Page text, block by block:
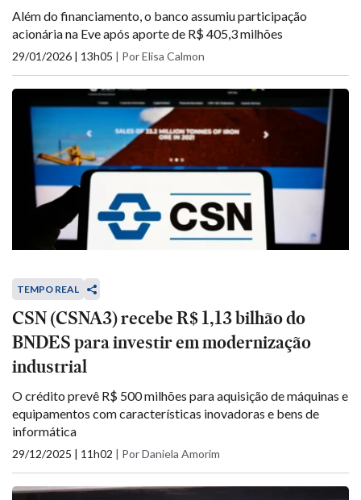
Além do financiamento, o banco assumiu participação
acionária na Eve após aporte de R$ 405,3 milhões
29/01/2026 | 13h05 | Por Elisa Calmon
TEMPO REAL
CSN (CSNA3) recebe R$ 1,13 bilhão do
BNDES para investir em modernização
industrial
O crédito prevê R$ 500 milhões para aquisição de máquinas e
equipamentos com características inovadoras e bens de
informática
29/12/2025 | 11h02 | Por Daniela Amorim